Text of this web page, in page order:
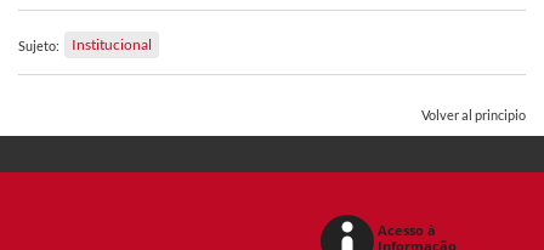
Sujeto: Institucional
Volver al principio